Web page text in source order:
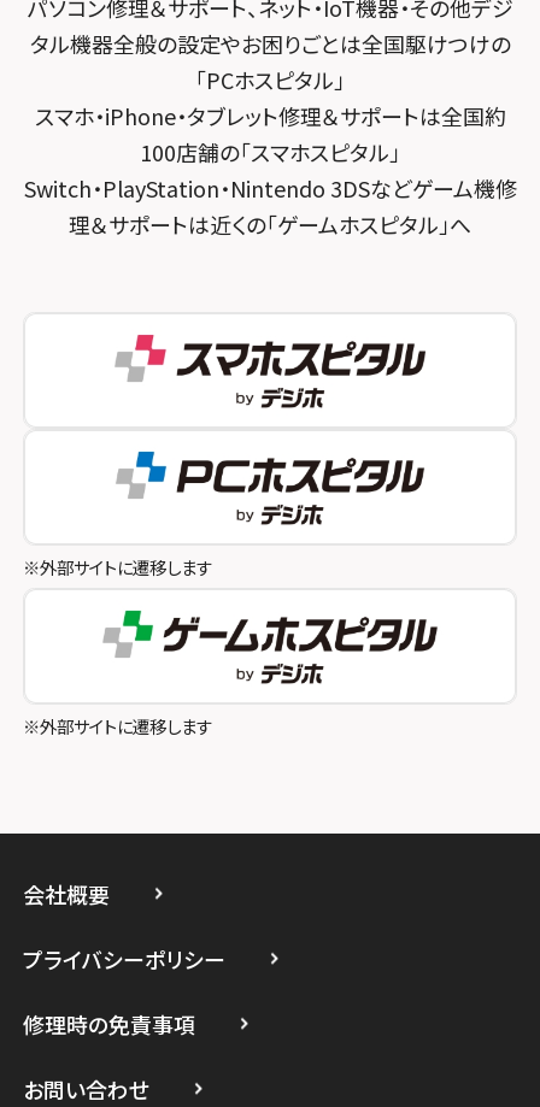
スマホスピタル 大森
スマホスピタル練馬
スマホスピタル 神田
スマホスピタル三軒茶屋
スマホスピタル秋葉原
スマホスピタル 自由が丘
スマホスピタルオリナス錦糸町
スマホスピタル テルル成増
スマホスピタル池袋
スマホスピタル八王子
スマホスピタル町田
スマホスピタル吉祥寺
スマホスピタル立川
スマホスピタル たまプラーザ駅前
スマホスピタル 登戸・向ヶ丘遊園
スマホスピタル 武蔵小杉
スマホスピタル宇治槙島
スマホスピタル烏丸
スマホスピタル 京都宇治
スマホスピタル 福知山
スマホスピタル神戸三宮
スマホスピタル by デジホ 姫路キャスパ
スマホスピタル伊丹
スマホスピタル奈良生駒
スマホスピタル和歌山
パソコン修理＆サポート、ネット・IoT機器・その他デジ
タル機器全般の設定やお困りごとは全国駆けつけの
「PCホスピタル」
スマホ・iPhone・タブレット修理＆サポートは全国約
100店舗の「スマホスピタル」
Switch・PlayStation・Nintendo 3DSなどゲーム機修
理＆サポートは近くの「ゲームホスピタル」へ
※外部サイトに遷移します
※外部サイトに遷移します
会社概要
プライバシーポリシー
修理時の免責事項
お問い合わせ